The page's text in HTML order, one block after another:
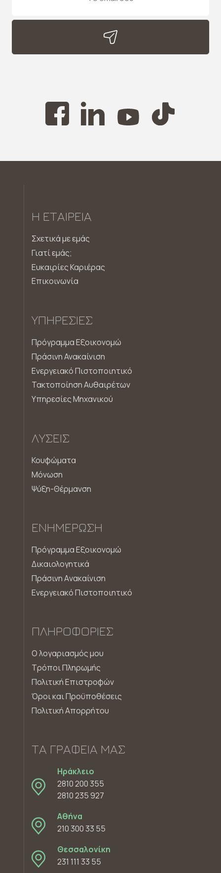
Η ΕΤΑΙΡΕΊΑ
Σχετικά με εμάς
Γιατί εμάς;
Ευκαιρίες Καριέρας
Επικοινωνία
ΥΠΗΡΕΣΊΕΣ
Πρόγραμμα Εξοικονομώ
Πράσινη Ανακαίνιση
Ενεργειακό Πιστοποιητικό
Τακτοποίηση Αυθαιρέτων
Υπηρεσίες Μηχανικού
ΛΎΣΕΙΣ
Κουφώματα
Μόνωση
Ψύξη-Θέρμανση
ΕΝΗΜΈΡΩΣΗ
Πρόγραμμα Εξοικονομώ
Δικαιολογητικά
Πράσινη Aνακαίνιση
Ενεργειακό Πιστοποιητικό
ΠΛΗΡΟΦΟΡΊΕΣ
Ο λογαριασμός μου
Τρόποι Πληρωμής
Πολιτική Επιστροφών
Όροι και Προϋποθέσεις
Πολιτική Απορρήτου
ΤΑ ΓΡΑΦΕΊΑ ΜΑΣ
Ηράκλειο
2810 200 355
2810 235 927
Αθήνα
210 300 33 55
Θεσσαλονίκη
231 111 33 55